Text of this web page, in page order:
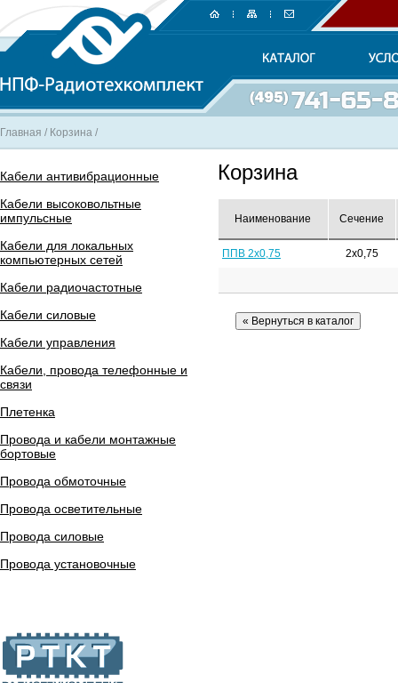
Главная / Корзина /
Кабели антивибрационные
Кабели высоковольтные
импульсные
Кабели для локальных
компьютерных сетей
Кабели радиочастотные
Кабели силовые
Кабели управления
Кабели, провода телефонные и
связи
Плетенка
Провода и кабели монтажные
бортовые
Провода обмоточные
Провода осветительные
Провода силовые
Провода установочные
Корзина
Наименование Сечение
ППВ 2х0,75 2х0,75